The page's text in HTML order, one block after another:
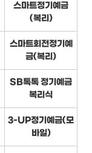
스마트정기예금
(복리)
스마트회전정기예
금(복리)
SB톡톡 정기예금
복리식
3-UP정기예금(모
바일)